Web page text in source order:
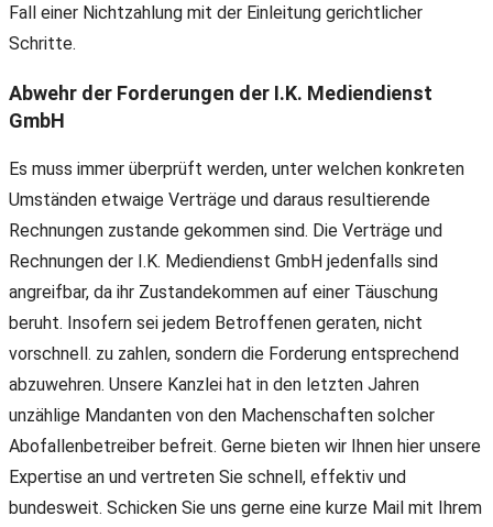
Fall einer Nichtzahlung mit der Einleitung gerichtlicher
Schritte.
Abwehr der Forderungen der I.K. Mediendienst
GmbH
Es muss immer überprüft werden, unter welchen konkreten
Umständen etwaige Verträge und daraus resultierende
Rechnungen zustande gekommen sind. Die Verträge und
Rechnungen der I.K. Mediendienst GmbH jedenfalls sind
angreifbar, da ihr Zustandekommen auf einer Täuschung
beruht. Insofern sei jedem Betroffenen geraten, nicht
vorschnell. zu zahlen, sondern die Forderung entsprechend
abzuwehren. Unsere Kanzlei hat in den letzten Jahren
unzählige Mandanten von den Machenschaften solcher
Abofallenbetreiber befreit. Gerne bieten wir Ihnen hier unsere
Expertise an und vertreten Sie schnell, effektiv und
bundesweit. Schicken Sie uns gerne eine kurze Mail mit Ihrem